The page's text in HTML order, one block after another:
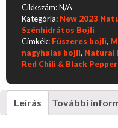
r
e
l
Red
Chili
&
Black
Pepper
mennyiség
Cikkszám:N/A
Kategória: New 2023
Szénhidrátos Bojli
Címkék: Fűszeres bojli,
nagyhalas bojli, Natural
Red Chili & Black
Leírás További